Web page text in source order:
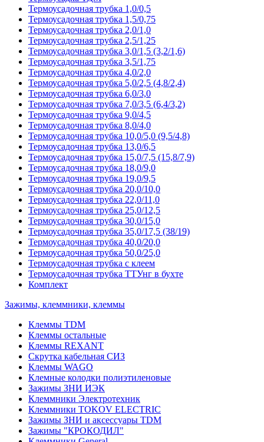
Термоусадочная трубка 1,0/0,5
Термоусадочная трубка 1,5/0,75
Термоусадочная трубка 2,0/1,0
Термоусадочная трубка 2,5/1,25
Термоусадочная трубка 3,0/1,5 (3,2/1,6)
Термоусадочная трубка 3,5/1,75
Термоусадочная трубка 4,0/2,0
Термоусадочная трубка 5,0/2,5 (4,8/2,4)
Термоусадочная трубка 6,0/3,0
Термоусадочная трубка 7,0/3,5 (6,4/3,2)
Термоусадочная трубка 9,0/4,5
Термоусадочная трубка 8,0/4,0
Термоусадочная трубка 10,0/5,0 (9,5/4,8)
Термоусадочная трубка 13,0/6,5
Термоусадочная трубка 15,0/7,5 (15,8/7,9)
Термоусадочная трубка 18,0/9,0
Термоусадочная трубка 19,0/9,5
Термоусадочная трубка 20,0/10,0
Термоусадочная трубка 22,0/11,0
Термоусадочная трубка 25,0/12,5
Термоусадочная трубка 30,0/15,0
Термоусадочная трубка 35,0/17,5 (38/19)
Термоусадочная трубка 40,0/20,0
Термоусадочная трубка 50,0/25,0
Термоусадочная трубка с клеем
Термоусадочная трубка ТТУнг в бухте
Комплект
Зажимы, клеммники, клеммы
Клеммы TDM
Клеммы остальные
Клеммы REXANT
Скрутка кабельная СИЗ
Клеммы WAGO
Клемные колодки полиэтиленовые
Зажимы ЗНИ ИЭК
Клеммники Электротехник
Клеммники TOKOV ELECTRIC
Зажимы ЗНИ и аксессуары TDM
Зажимы "КРОКОДИЛ"